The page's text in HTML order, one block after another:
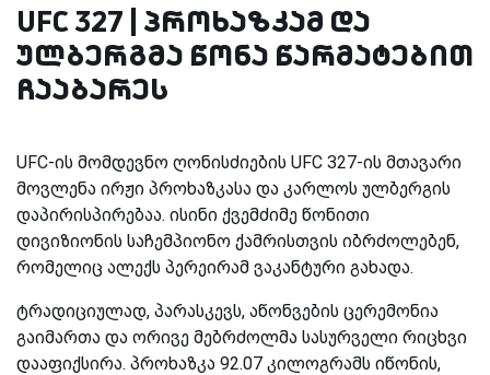
UFC 327 | პროხაზკამ და
ულბერგმა წონა წარმატებით
ჩააბარეს
UFC-ის მომდევნო ღონისძიების UFC 327-ის მთავარი
მოვლენა ირჟი პროხაზკასა და კარლოს ულბერგის
დაპირისპირებაა. ისინი ქვემძიმე წონითი
დივიზიონის საჩემპიონო ქამრისთვის იბრძოლებენ,
რომელიც ალექს პერეირამ ვაკანტური გახადა.
ტრადიციულად, პარასკევს, აწონვების ცერემონია
გაიმართა და ორივე მებრძოლმა სასურველი რიცხვი
დააფიქსირა. პროხაზკა 92.07 კილოგრამს იწონის,